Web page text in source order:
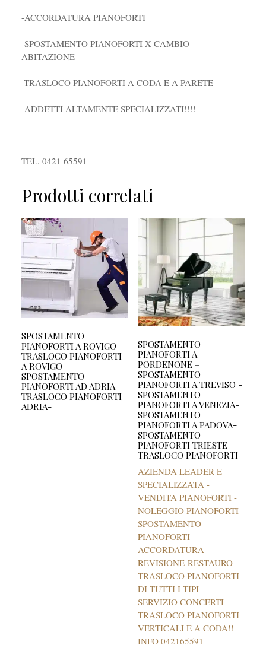
-ACCORDATURA PIANOFORTI
-SPOSTAMENTO PIANOFORTI X CAMBIO
ABITAZIONE
-TRASLOCO PIANOFORTI A CODA E A PARETE-
-ADDETTI ALTAMENTE SPECIALIZZATI!!!!
TEL. 0421 65591
Prodotti correlati
SPOSTAMENTO
PIANOFORTI A ROVIGO –
TRASLOCO PIANOFORTI
A ROVIGO-
SPOSTAMENTO
PIANOFORTI AD ADRIA-
TRASLOCO PIANOFORTI
ADRIA-
SPOSTAMENTO
PIANOFORTI A
PORDENONE –
SPOSTAMENTO
PIANOFORTI A TREVISO -
SPOSTAMENTO
PIANOFORTI A VENEZIA-
SPOSTAMENTO
PIANOFORTI A PADOVA-
SPOSTAMENTO
PIANOFORTI TRIESTE -
TRASLOCO PIANOFORTI
AZIENDA LEADER E
SPECIALIZZATA -
VENDITA PIANOFORTI -
NOLEGGIO PIANOFORTI -
SPOSTAMENTO
PIANOFORTI -
ACCORDATURA-
REVISIONE-RESTAURO -
TRASLOCO PIANOFORTI
DI TUTTI I TIPI- -
SERVIZIO CONCERTI -
TRASLOCO PIANOFORTI
VERTICALI E A CODA!!
INFO 042165591